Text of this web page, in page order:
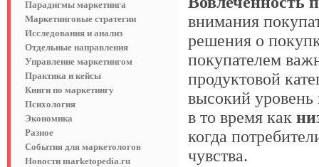
Парадигмы маркетинга
Маркетинговые стратегии
Исследования и анализ
Отдельные направления
Управление маркетингом
Практика и кейсы
Книги по маркетингу
Психология
Экономика
Разное
События для маркетологов
Новости marketopedia.ru
внимания
решения о
покупателем
продуктовой
высокий
в то время как
когда
чувства.